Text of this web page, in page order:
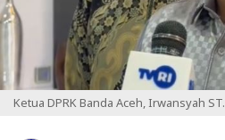
Ketua DPRK Banda Aceh, Irwansyah ST.